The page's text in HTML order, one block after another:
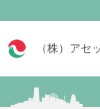
（株）アセ